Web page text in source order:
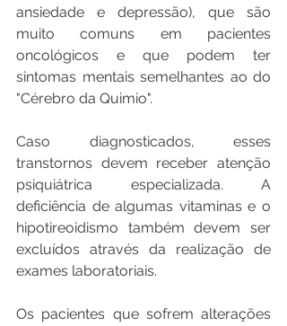
ansiedade e depressão), que são
muito comuns em pacientes
oncológicos e que podem ter
sintomas mentais semelhantes ao do
"Cérebro da Quimio".
Caso diagnosticados, esses
transtornos devem receber atenção
psiquiátrica especializada. A
deficiência de algumas vitaminas e o
hipotireoidismo também devem ser
excluídos através da realização de
exames laboratoriais.
Os pacientes que sofrem alterações